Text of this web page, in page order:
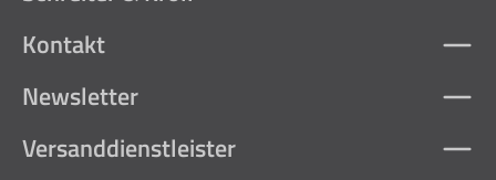
Kontakt
Newsletter
Versanddienstleister